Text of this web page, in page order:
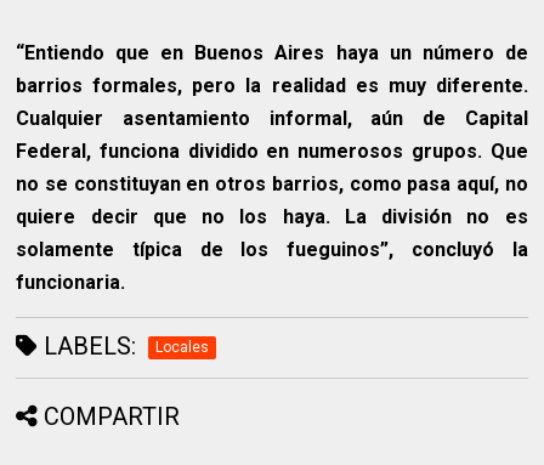
“Entiendo que en Buenos Aires haya un número de
barrios formales, pero la realidad es muy diferente.
Cualquier asentamiento informal, aún de Capital
Federal, funciona dividido en numerosos grupos. Que
no se constituyan en otros barrios, como pasa aquí, no
quiere decir que no los haya. La división no es
solamente típica de los fueguinos”, concluyó la
funcionaria.
LABELS: Locales
COMPARTIR